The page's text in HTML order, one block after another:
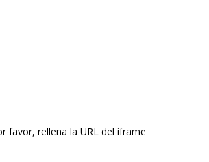
favor, rellena la URL del iframe